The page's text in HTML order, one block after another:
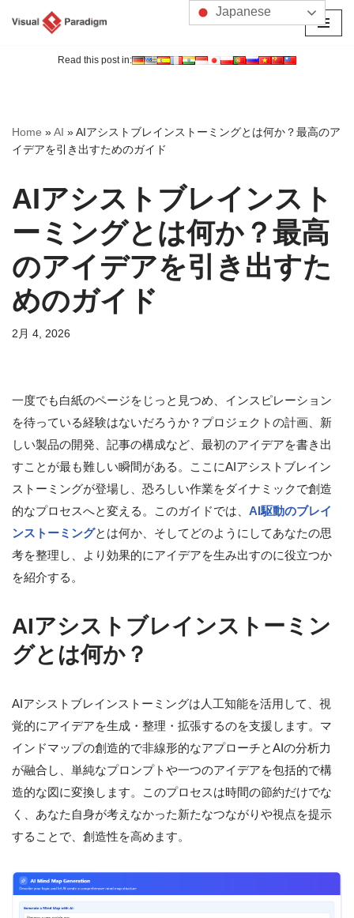
へ
ス
ッ
プ
Read this post in:
Home »AI »AIアシストブレインストーミングとは何か？最高のア
イデアを引き出すためのガイド
AIアシストブレインスト
ーミングとは何か？最高
のアイデアを引き出すた
めのガイド
2月 4, 2026
一度でも白紙のページをじっと見つめ、インスピレーション
を待っている経験はないだろうか？プロジェクトの計画、新
しい製品の開発、記事の構成など、最初のアイデアを書き出
すことが最も難しい瞬間がある。ここにAIアシストブレイン
ストーミングが登場し、恐ろしい作業をダイナミックで創造
的なプロセスへと変える。このガイドでは、 AI駆動のブレイ
ンストーミングとは何か、そしてどのようにしてあなたの思
考を整理し、より効果的にアイデアを生み出すのに役立つか
を紹介する。
AIアシストブレインストーミン
グとは何か？
AIアシストブレインストーミングは人工知能を活用して、視
覚的にアイデアを生成・整理・拡張するのを支援します。マ
インドマップの創造的で非線形的なアプローチとAIの分析力
が融合し、単純なプロンプトや一つのアイデアを包括的で構
造的な図に変換します。このプロセスは時間の節約だけでな
く、あなた自身が考えなかった新たなつながりや視点を提示
することで、創造性を高めます。
Japanese